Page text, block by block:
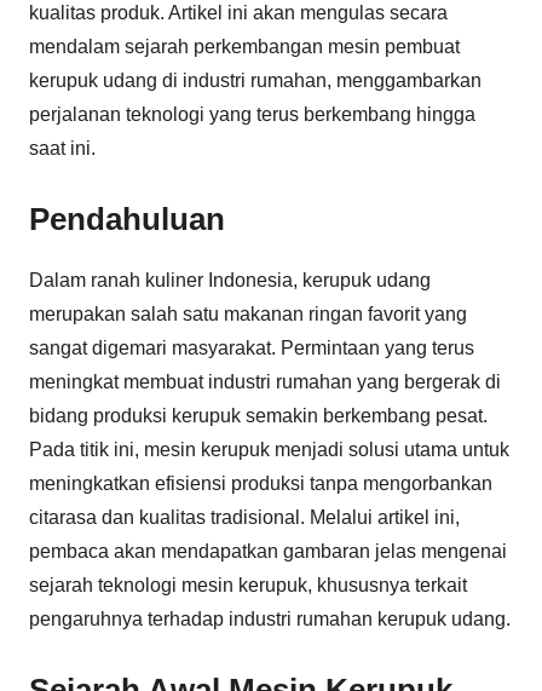
kualitas produk. Artikel ini akan mengulas secara
mendalam sejarah perkembangan mesin pembuat
kerupuk udang di industri rumahan, menggambarkan
perjalanan teknologi yang terus berkembang hingga
saat ini.
Pendahuluan
Dalam ranah kuliner Indonesia, kerupuk udang
merupakan salah satu makanan ringan favorit yang
sangat digemari masyarakat. Permintaan yang terus
meningkat membuat industri rumahan yang bergerak di
bidang produksi kerupuk semakin berkembang pesat.
Pada titik ini, mesin kerupuk menjadi solusi utama untuk
meningkatkan efisiensi produksi tanpa mengorbankan
citarasa dan kualitas tradisional. Melalui artikel ini,
pembaca akan mendapatkan gambaran jelas mengenai
sejarah teknologi mesin kerupuk, khususnya terkait
pengaruhnya terhadap industri rumahan kerupuk udang.